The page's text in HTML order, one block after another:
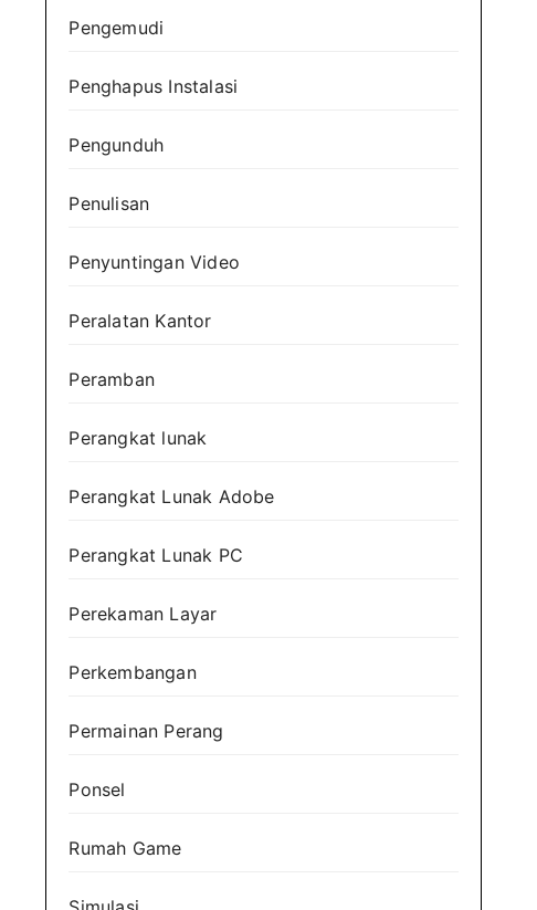
Pengemudi
Penghapus Instalasi
Pengunduh
Penulisan
Penyuntingan Video
Peralatan Kantor
Peramban
Perangkat lunak
Perangkat Lunak Adobe
Perangkat Lunak PC
Perekaman Layar
Perkembangan
Permainan Perang
Ponsel
Rumah Game